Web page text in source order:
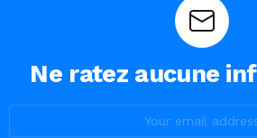
Ne ratez aucune